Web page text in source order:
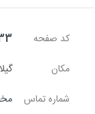
کد صفحه
مکان
شماره تماس